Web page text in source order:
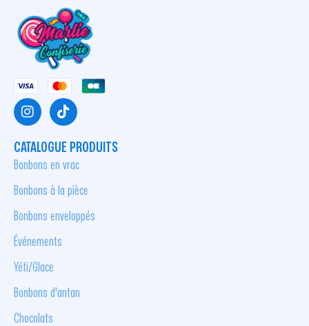
CATALOGUE PRODUITS
Bonbons en vrac
Bonbons à la pièce
Bonbons enveloppés
Événements
Yéti/Glace
Bonbons d'antan
Chocolats